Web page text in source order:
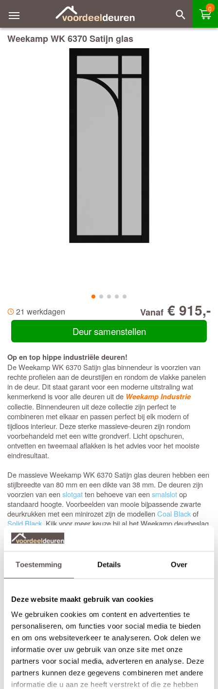
Toestemming Details Over
Deze website maakt gebruik van cookies
We gebruiken cookies om content en advertenties te
personaliseren, om functies voor social media te bieden
en om ons websiteverkeer te analyseren. Ook delen we
informatie over uw gebruik van onze site met onze
partners voor social media, adverteren en analyse. Deze
partners kunnen deze gegevens combineren met andere
informatie die u aan ze heeft verstrekt of die ze hebben
0
Weekamp WK 6370 Satijn glas
21 werkdagen Vanaf € 915,-
Deur samenstellen
Op en top hippe industriële deuren!
De Weekamp WK 6370 Satijn glas binnendeur is voorzien van
rechte profielen aan de deurstijlen en rondom de vlakke panelen
in de deur. Dit staat garant voor een moderne uitstraling wat
kenmerkend is voor alle deuren uit de Weekamp Industrie
collectie. Binnendeuren uit deze collectie zijn perfect te
combineren met elkaar en passen perfect bij elk modern of
tijdloos interieur. Deze sterke massieve-deuren zijn rondom
voorbehandeld met een witte grondverf. Licht opschuren,
ontvetten en tweemaal aflakken is het advies voor het mooiste
eindresultaat.
De massieve Weekamp WK 6370 Satijn glas deuren hebben een
stijlbreedte van 80 mm en een dikte van 38 mm. De deuren zijn
voorzien van eenslotgatten behoeve van eensmalslotop
standaard hoogte. Voorbeelden van mooie bijpassende zwarte
deurkrukken met een minirozet zijn de modellenCoal Blackof
Solid Black . Kijk voor meer keuze bij al het Weekamp deurbeslag.
Opdekdeuren zijn ook direct voorzien van boringen om de
paumelle scharniereneenvoudig en snel te kunnen monteren.
Bij het bestellen van eenstompebinnendeur is de draairichting
je de juiste draairichting aangeeft.
De deur afhangen kan met elke standaard scharnier, maar
zwarte scharnieren zijn het mooist. De meest gebruiktezwarte
scharnierenzijn kogellager scharnieren van 89 mm met ronde
hoeken. Het advies is 3 stuks per deur te monteren.
Opdekdeuren worden afgehangen met paumelle scharnieren.
Voor deze industriële deuren kun je ookzwarte paumelles
gebruiken.